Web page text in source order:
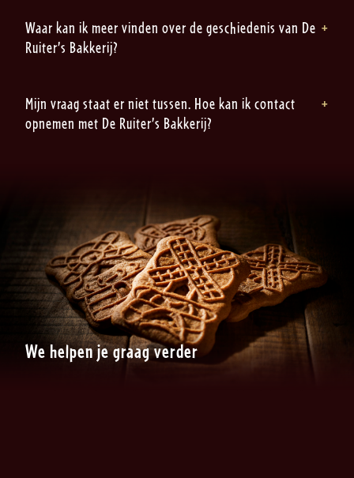
Waar kan ik meer vinden over de geschiedenis van De
Ruiter’s Bakkerij?
Mijn vraag staat er niet tussen. Hoe kan ik contact
opnemen met De Ruiter’s Bakkerij?
We helpen je graag verder